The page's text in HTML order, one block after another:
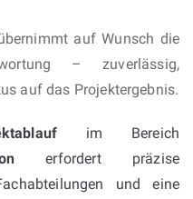
auf Wunsch die
– zuverlässig,
auf das Projektergebnis.
im Bereich
erfordert präzise
und eine